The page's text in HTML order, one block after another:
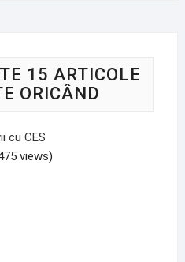
15 ARTICOLE
ORICÂND
cu CES
views)